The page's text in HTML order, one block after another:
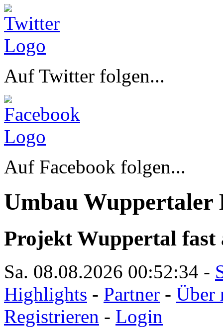
Auf Twitter folgen...
Auf Facebook folgen...
Umbau Wuppertaler
Projekt Wuppertal fast
Sa. 08.08.2026 00:52:35 -
Highlights - Partner - Über
Registrieren - Login